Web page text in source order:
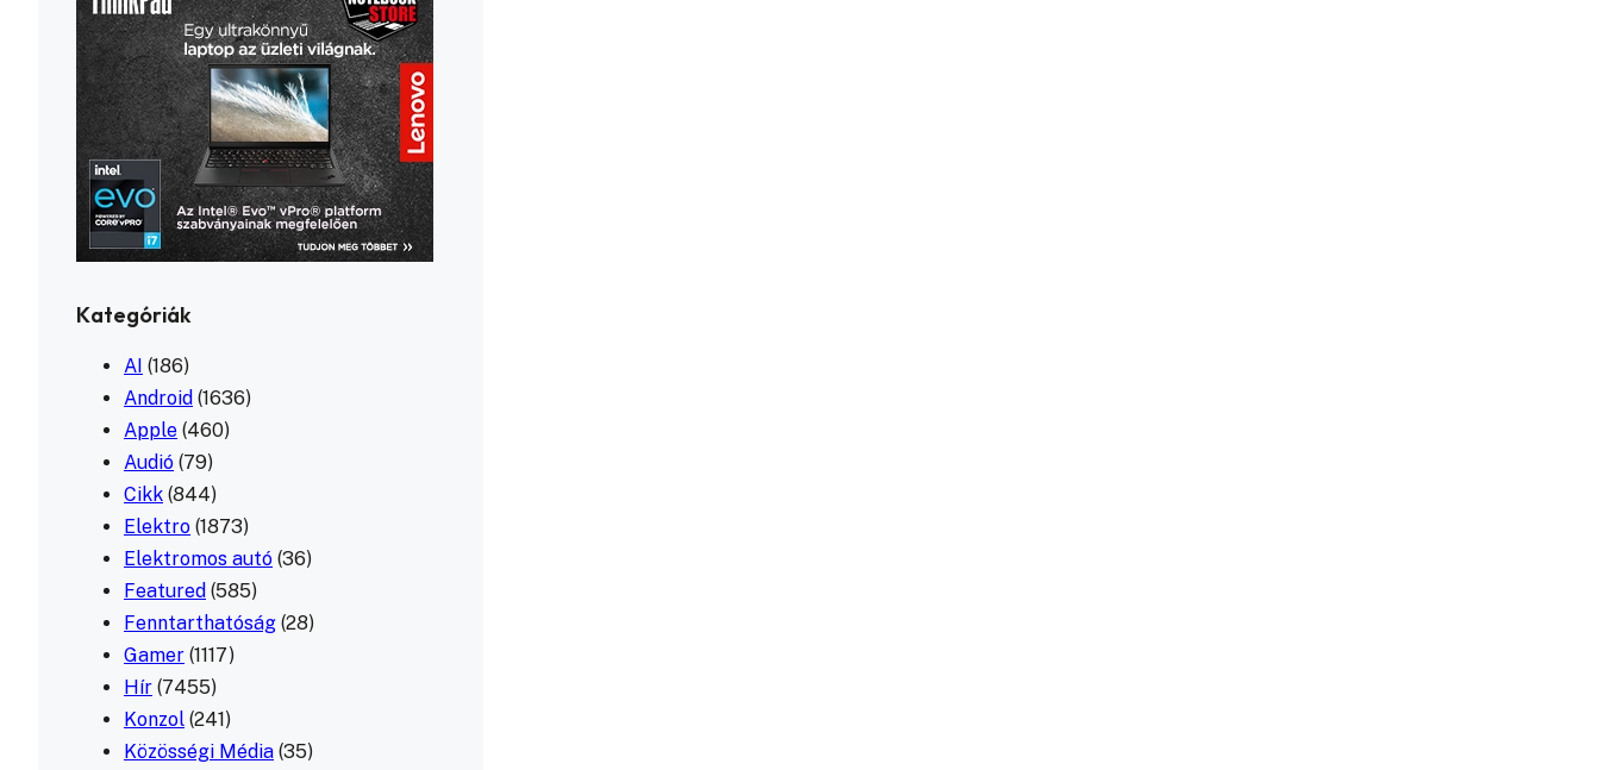
Kategóriák
AI (186)
Android (1636)
Apple (460)
Audió (79)
Cikk (844)
Elektro (1873)
Elektromos autó (36)
Featured (585)
Fenntarthatóság (28)
Gamer (1117)
Hír (7455)
Konzol (241)
Közösségi Média (35)